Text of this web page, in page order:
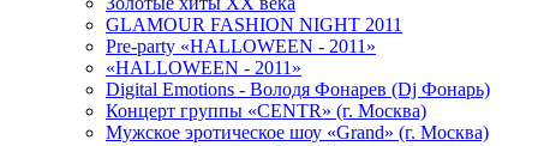
GLAMOUR FASHION NIGHT 2011
Pre-party «HALLOWEEN - 2011»
«HALLOWEEN - 2011»
Digital Emotions - Володя Фонарев (Dj Фонарь)
Концерт группы «CENTR» (г. Москва)
Мужское эротическое шоу «Grand» (г. Москва)